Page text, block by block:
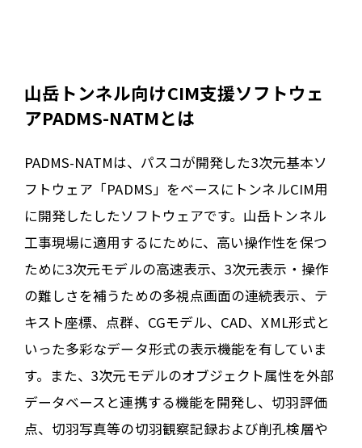
山岳トンネル向けCIM支援ソフトウェ
アPADMS-NATMとは
PADMS-NATMは、パスコが開発した3次元基本ソ
フトウェア「PADMS」をベースにトンネルCIM用
に開発したしたソフトウェアです。山岳トンネル
工事現場に適用するにために、高い操作性を保つ
ために3次元モデルの高速表示、3次元表示・操作
の難しさを補うための多視点画面の連続表示、テ
キスト座標、点群、CGモデル、CAD、XML形式と
いった多彩なデータ形式の表示機能を有していま
す。また、3次元モデルのオブジェクト属性を外部
データベースと連携する機能を開発し、切羽評価
点、切羽写真等の切羽観察記録および削孔検層や